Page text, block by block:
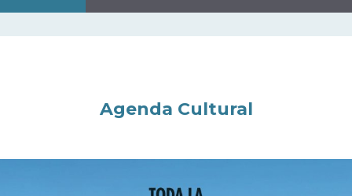
Agenda Cultural